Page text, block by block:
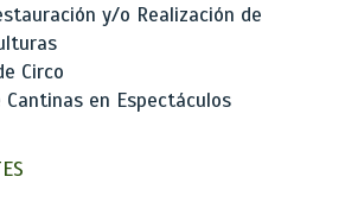
y/o Realización de
Circo
Cantinas en Espectáculos